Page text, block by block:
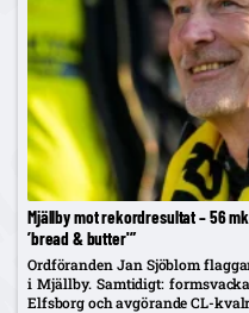
Mjällby mot rekordresultat – 56
’bread & butter'”
Ordföranden Jan Sjöblom
i Mjällby. Samtidigt:
Elfsborg och avgörande CL-